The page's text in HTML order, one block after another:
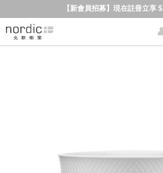
【新會員招募】現在註冊立享